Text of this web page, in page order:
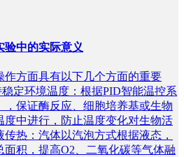
验中的实际意义
作方面具有以下几个方面的重要
定环境温度：根据PID智能温控系
保证酶反应、细胞培养基或生物
度中进行，防止温度变化对生物活
热：汽体以汽泡方式根据液态，
面积，提高O2、二氧化碳等气体融